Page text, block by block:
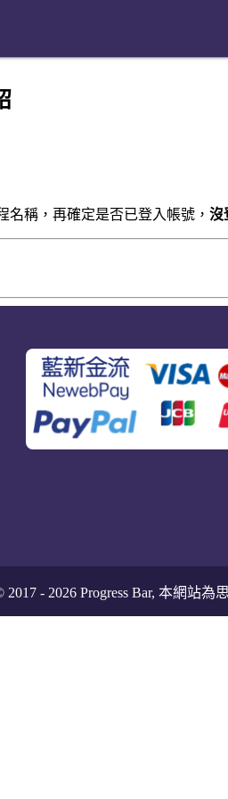
稱，再確定是否已登入帳號， 沒
2017 - 2026Progress Bar, 本網站為